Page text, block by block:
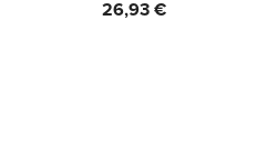
Prix
26,93 €